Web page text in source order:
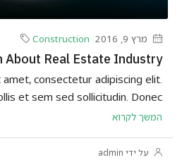
מרץ 9, 2016 Construction
About Real Estate Industry
consectetur adipiscing elit.
et sem sed sollicitudin. Donec...
המשך לקרוא
על ידי admin